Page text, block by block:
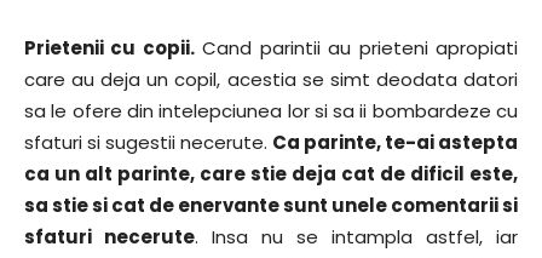
Prietenii cu copii.Cand parintii au prieteni apropiati
care au deja un copil, acestia se simt deodata datori
sa le ofere din intelepciunea lor si sa ii bombardeze cu
sfaturi si sugestii necerute. Ca parinte, te-ai astepta
ca un alt parinte, care stie deja cat de dificil este,
sa stie si cat de enervante sunt unele comentarii si
sfaturi necerute. Insa nu se intampla astfel, iar